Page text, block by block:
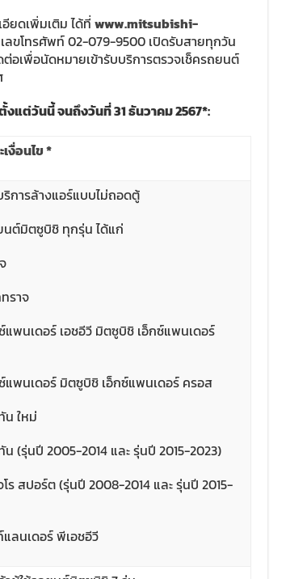
อียดเพิ่มเติม ได้ที่ www.mitsubishi-
ลขโทรศัพท์ 02-079-9500 เปิดรับสายทุกวัน
อเพื่อนัดหมายเข้ารับบริการตรวจเช็ครถยนต์
งแต่วันนี้ จนถึงวันที่31ธันวาคม2567*:
เงื่อนไข*
การล้างแอร์แบบไม่ถอดตู้
มิตซูบิชิ ทุกรุ่น ได้แก่
ราจ
พนเดอร์ เอชอีวี มิตซูบิชิ เอ็กซ์แพนเดอร์
พนเดอร์ มิตซูบิชิ เอ็กซ์แพนเดอร์ ครอส
ใหม่
(รุ่นปี 2005-2014 และ รุ่นปี 2015-2023)
ร สปอร์ต (รุ่นปี 2008-2014 และ รุ่นปี 2015-
ลนเดอร์ พีเอชอีวี